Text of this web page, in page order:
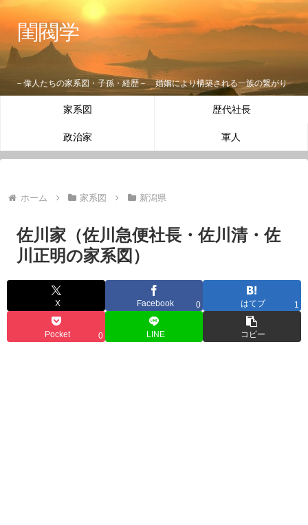
閨閥学
－偉人たちの家系図・子孫・経歴－ 婚姻により構築される一族の繋がり
家系図 歴代社長
政治家 軍人
ホーム 家系図 新潟県
佐川家（佐川急便社長・佐川清・佐
川正明の家系図）
X Facebook 0 はてブ 1
Pocket 0 LINE コピー